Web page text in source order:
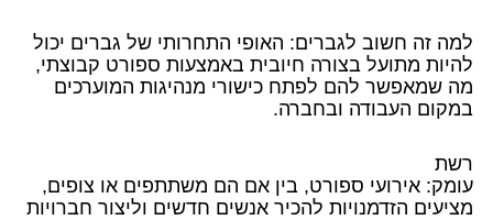
למה זה חשוב לגברים: האופי התחרותי של גברים יכול
להיות מתועל בצורה חיובית באמצעות ספורט קבוצתי,
מה שמאפשר להם לפתח כישורי מנהיגות המוערכים
במקום העבודה ובחברה.
רשת
עומק: אירועי ספורט, בין אם הם משתתפים או צופים,
מציעים הזדמנויות להכיר אנשים חדשים וליצור חברויות